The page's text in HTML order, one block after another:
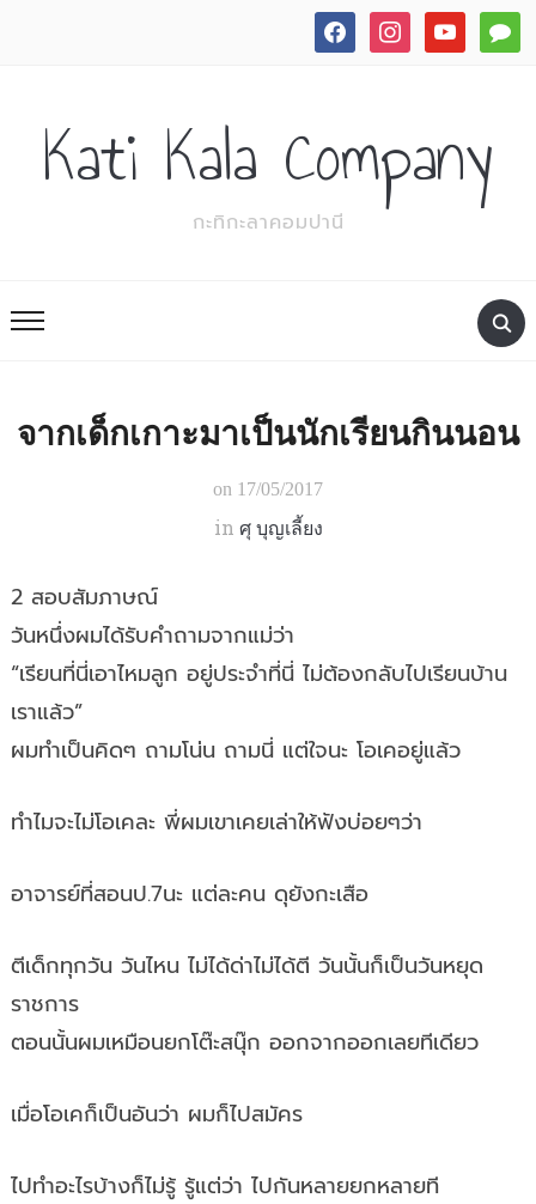
facebook instagramyoutube
Kati Kala Company
กะทิกะลาคอมปานี
จากเด็กเกาะมาเป็นนักเรียนกินนอน
on 17/05/2017
in ศุ บุญเลี้ยง
2 สอบสัมภาษณ์
วันหนึ่งผมได้รับคำถามจากแม่ว่า
“เรียนที่นี่เอาไหมลูก อยู่ประจำที่นี่ ไม่ต้องกลับไปเรียนบ้าน
เราแล้ว”
ผมทำเป็นคิดๆ ถามโน่น ถามนี่ แต่ใจนะ โอเคอยู่แล้ว
ทำไมจะไม่โอเคละ พี่ผมเขาเคยเล่าให้ฟังบ่อยๆว่า
อาจารย์ที่สอนป.7นะ แต่ละคน ดุยังกะเสือ
ตีเด็กทุกวัน วันไหน ไม่ได้ด่าไม่ได้ตี วันนั้นก็เป็นวันหยุด
ราชการ
ตอนนั้นผมเหมือนยกโต๊ะสนุ๊ก ออกจากออกเลยทีเดียว
เมื่อโอเคก็เป็นอันว่า ผมก็ไปสมัคร
ไปทำอะไรบ้างก็ไม่รู้ รู้แต่ว่า ไปกันหลายยกหลายที